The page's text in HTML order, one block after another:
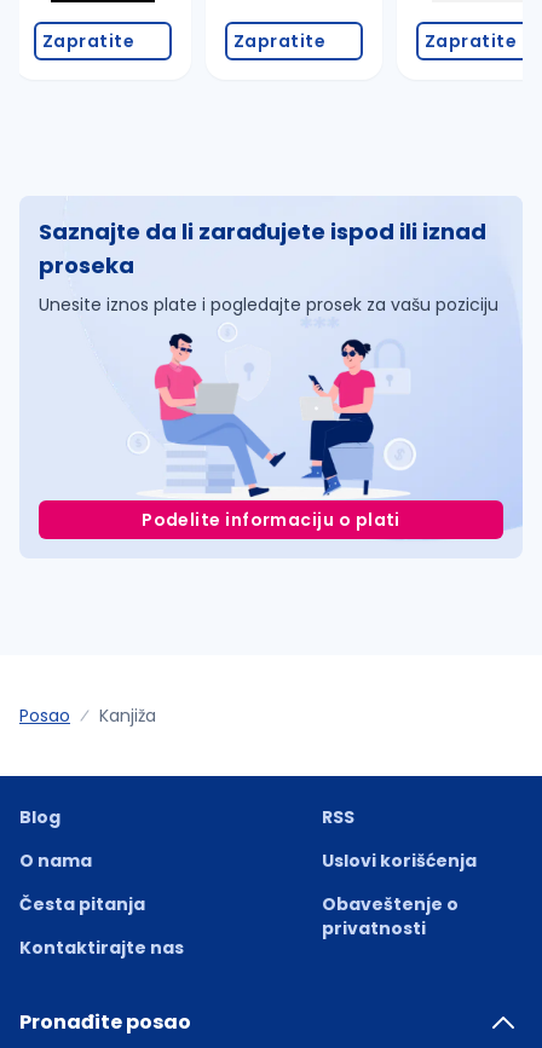
Zapratite Zapratite Zapratite
Saznajte da li zarađujete ispod ili iznad
proseka
Unesite iznos plate i pogledajte prosek za vašu poziciju
Podelite informaciju o plati
Posao Kanjiža
Blog
O nama
Česta pitanja
Kontaktirajte nas
RSS
Uslovi korišćenja
Obaveštenje o
privatnosti
Pronađite posao